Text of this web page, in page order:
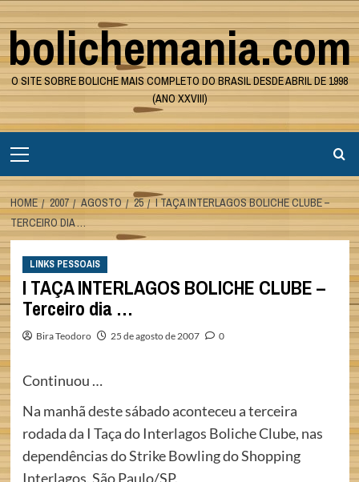
Skip
to
content
bolichemania.com
O SITE SOBRE BOLICHE MAIS COMPLETO DO BRASIL DESDE ABRIL DE 1998
(ANO XXVIII)
Menu
HOME 2007 AGOSTO 25
I TAÇA INTERLAGOS BOLICHE CLUBE –
TERCEIRO DIA …
LINKS PESSOAIS
I TAÇA INTERLAGOS BOLICHE CLUBE –
Terceiro dia …
Bira Teodoro 25 de agosto de 2007 0
Continuou …
Na manhã deste sábado aconteceu a terceira
rodada da I Taça do Interlagos Boliche Clube, nas
dependências do Strike Bowling do Shopping
Interlagos, São Paulo/SP.